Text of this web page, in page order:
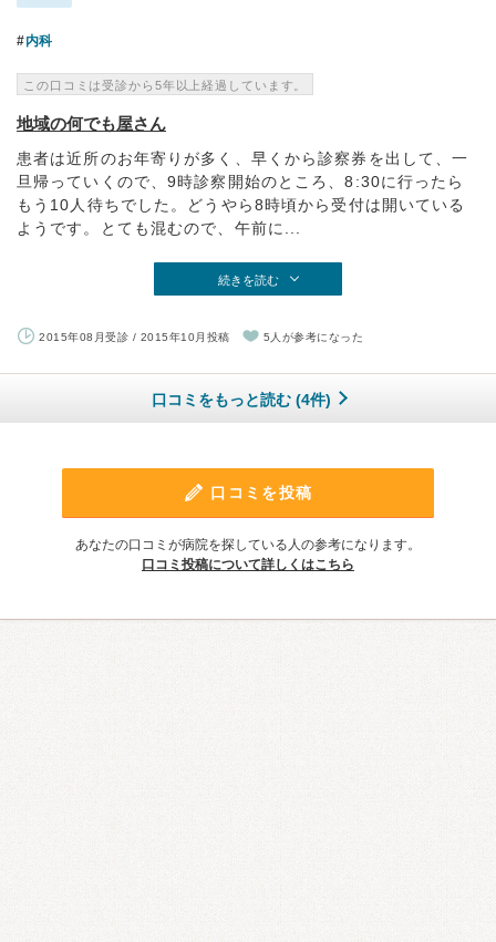
内科
この口コミは受診から5年以上経過しています。
地域の何でも屋さん
患者は近所のお年寄りが多く、早くから診察券を出して、一
旦帰っていくので、9時診察開始のところ、8:30に行ったら
もう10人待ちでした。どうやら8時頃から受付は開いている
ようです。とても混むので、午前に...
続きを読む
2015年08月受診 / 2015年10月投稿 5人が参考になった
口コミをもっと読む (4件)
口コミを投稿
あなたの口コミが病院を探している人の参考になります。
口コミ投稿について詳しくはこちら